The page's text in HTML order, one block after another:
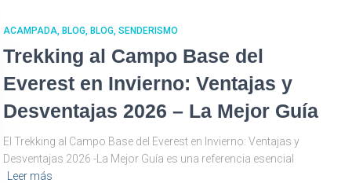
ACAMPADA BLOG BLOG SENDERISMO
Trekking al Campo Base del
Everest en Invierno: Ventajas y
Desventajas 2026 – La Mejor Guía
El Trekking al Campo Base del Everest en Invierno: Ventajas y
Desventajas 2026 -La Mejor Guía es una referencia esencial
Leer más